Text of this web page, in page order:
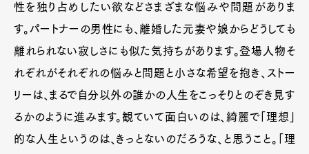
性を独り占めしたい欲などさまざまな悩みや問題がありま
す。パートナーの男性にも、離婚した元妻や娘からどうしても
離れられない寂しさにも似た気持ちがあります。登場人物そ
れぞれがそれぞれの悩みと問題と小さな希望を抱き、ストー
リーは、まるで自分以外の誰かの人生をこっそりとのぞき見す
るかのように進みます。観ていて面白いのは、綺麗で「理想」
的な人生というのは、きっとないのだろうな、と思うこと。「理